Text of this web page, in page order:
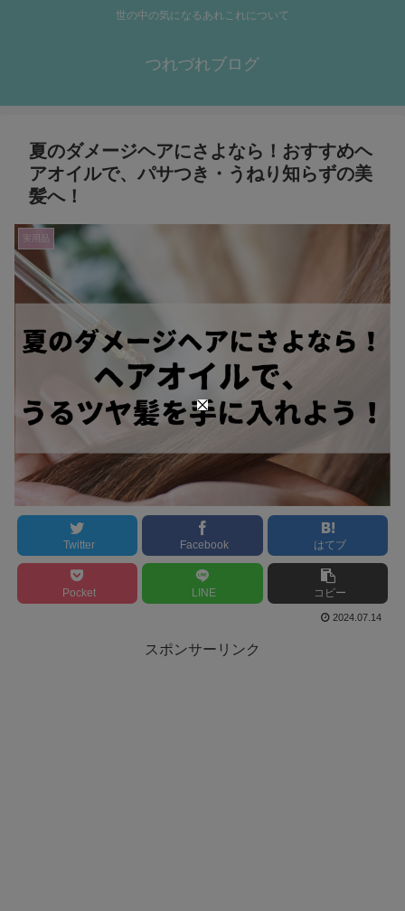
世の中の気になるあれこれについて
つれづれブログ
夏のダメージヘアにさよなら！おすすめヘ
アオイルで、パサつき・うねり知らずの美
髪へ！
実用品
Twitter Facebook はてブ
Pocket LINE コピー
2024.07.14
スポンサーリンク